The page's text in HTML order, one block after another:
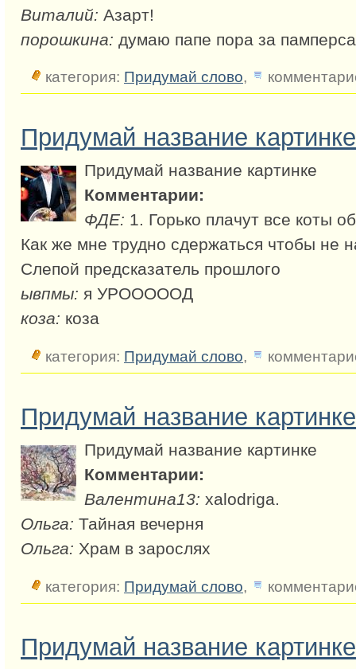
Виталий: Азарт!
порошкина: думаю папе пора за
категория: Придумай слово,
Придумай название картинке
Придумай название картинке
Комментарии:
ФДЕ: 1. Горько плачут все коты
Как же мне трудно сдержаться чтобы не
Слепой предсказатель прошлого
ывпмы: я УРОООООД
коза: коза
категория: Придумай слово,
Придумай название картинке
Придумай название картинке
Комментарии:
Валентина13: xalodriga.
Ольга: Тайная вечерня
Ольга: Храм в зарослях
категория: Придумай слово,
Придумай название картинке